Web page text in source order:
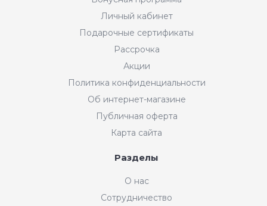
Личный кабинет
Подарочные сертификаты
Рассрочка
Акции
Политика конфиденциальности
Об интернет-магазине
Публичная оферта
Карта сайта
Разделы
О нас
Сотрудничество